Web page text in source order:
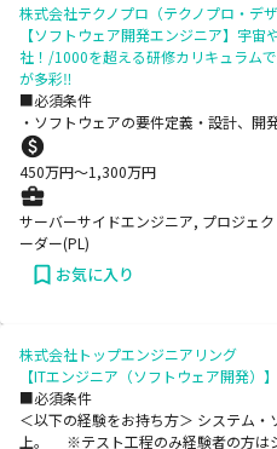
株式会社テクノプロ（テクノプロ・デザ
【ソフトウェア開発エンジニア】宇
社！/1000を超える研修カリキュラム
が多彩‼
■必須条件
・ソフトウェアの要件定義・設計、開
450万円〜1,300万円
サーバーサイドエンジニア, プロジェ
ーダー(PL)
お気に入り
株式会社トップエンジニアリング
【ITエンジニア（ソフトウェア開発）
■必須条件
＜以下の経験をお持ち方＞ システム
上。 ※テスト工程のみ経験者の方は